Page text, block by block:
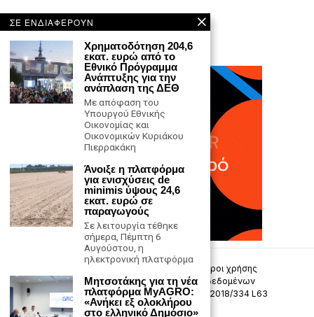
Επικοινωνία Πολιτική Απορρήτου
Όροι χρήσης
Πολιτική προστασίας προσωπικών δεδομένων
Δήλωση συμμόρφωσης -σύσταση (ΕΕ) 2018/334 L63
ΣΕ ΕΝΔΙΑΦΕΡΟΥΝ
Χρηματοδότηση 204,6
εκατ. ευρώ από το
Εθνικό Πρόγραμμα
Ανάπτυξης για την
ανάπλαση της ΔΕΘ
Με απόφαση του
Υπουργού Εθνικής
Οικονομίας και
Οικονομικών Κυριάκου
Πιερρακάκη
Άνοιξε η πλατφόρμα
για ενισχύσεις de
minimis ύψους 24,6
εκατ. ευρώ σε
παραγωγούς
Σε λειτουργία τέθηκε
σήμερα, Πέμπτη 6
Αυγούστου, η
ηλεκτρονική πλατφόρμα
Μητσοτάκης για τη νέα
πλατφόρμα MyAGRO:
«Ανήκει εξ ολοκλήρου
στο ελληνικό Δημόσιο»